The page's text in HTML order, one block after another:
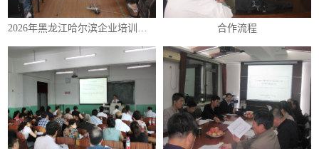
2026年黑龙江哈尔滨企业培训（内训）课程表 合作流程